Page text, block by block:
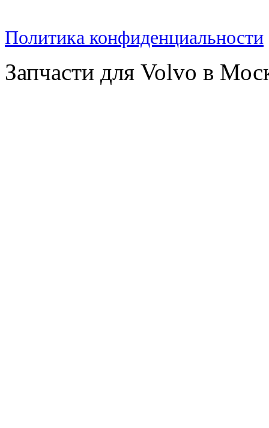
Политика конфиденциальности
Запчасти для Volvo в